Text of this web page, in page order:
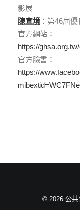
影展
陳宣境 ：第46屆
官方網站：
https://
官方臉書：
https://
mibextid=WC7FNe
© 2026 公共